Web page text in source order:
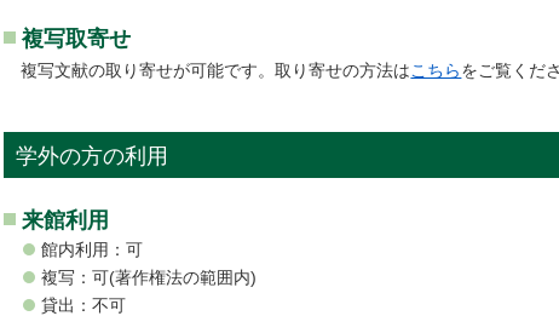
複写取寄せ
複写文献の取り寄せが可能です。取り寄せの方法はこちらをご覧くだ
学外の方の利用
来館利用
館内利用：可
複写：可(著作権法の範囲内)
貸出：不可